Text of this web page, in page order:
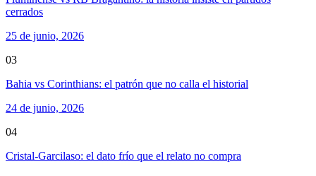
cerrados
25 de junio, 2026
03
Bahia vs Corinthians: el patrón que no calla el historial
24 de junio, 2026
04
Cristal-Garcilaso: el dato frío que el relato no compra